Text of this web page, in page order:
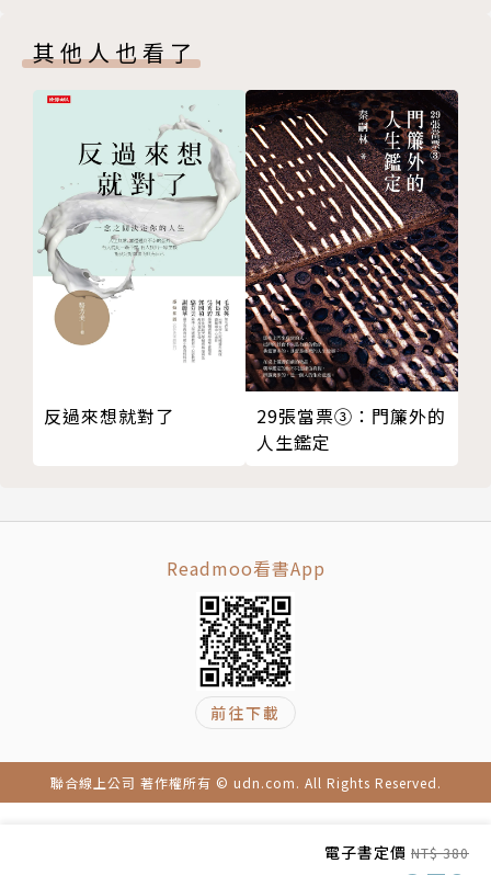
電子書定價 NT$ 380
合國大學世界會議）中、英語口譯，展開其國際性人
脈。
曾任職於富士電視公司國際部，期間曾與歐洲傳統、位
於維也納的知名禮儀學校Elmayer策畫東京分校，並編
輯社交禮儀教學課程。之後獨立為電視製作人，專攻國
際議題。
透過家庭背景、國際性工作和私人交遊與國際各階級人
士交流，以及本身愛好世界旅遊的經驗，著作國際修養
和禮儀書皆暢銷於海內外。
現為國際顧問，參與跨國事業，包括臺灣高鐵建設工程
高峰會議等。
《品味的法則x餐桌禮儀：西餐篇》
《品味的法則x餐桌禮儀：日本料理篇》
《電視低能我們損失什麼：日本的電視也是從低能走出
戴仿品丟臉嗎？
珠寶的TPO
戴珠寶的流儀
Chapter 6 「為誰使用香水？」才是重點
今天香水的對象是誰？
香水的TPO
什麼樣的香水是好香水？
Chapter 7 皮包要用對場合
皮包的TPO
名牌的流儀
Chapter 8 鞋子是你的「第二張臉」
健康的基底在鞋子
Chapter 9 世界上最好的招待所──家
料理的考量，以及如何偷懶？
Chapter 10 去私宅作客時，小心地雷！
拜訪的時間
其他人也看了
反過來想就對了
29張當票③：門簾外的
人生鑑定
Readmoo看書App
前往下載
聯合線上公司 著作權所有 © udn.com. All Rights Reserved.